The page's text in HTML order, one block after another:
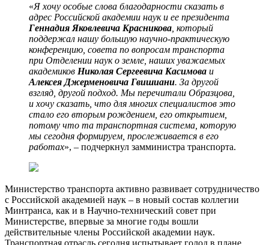
«Я хочу особые слова благодарности сказать в
адрес Российской академии наук и ее президента
Геннадия Яковлевича Красникова , который
поддержал нашу большую научно-практическую
конференцию, совета по вопросам транспорта
при Отделении наук о земле, наших уважаемых
академиков Николая Сергеевича Касимова и
Алексея Джерменовича Гвишиани. За другой
взгляд, другой подход. Мы перечитали Образцова,
и хочу сказать, что для многих специалистов это
стало его вторым рождением, его открытием,
потому что та транспортная система, которую
мы сегодня формируем, прослеживается в его
работах», – подчеркнул замминистра транспорта.
Министерство транспорта активно развивает сотрудничество
с Российской академией наук – в новый состав коллегии
Минтранса, как и в Научно-технический совет при
Министерстве, впервые за многие годы вошли
действительные члены Российской академии наук.
Транспортная отрасль сегодня испытывает голод в плане